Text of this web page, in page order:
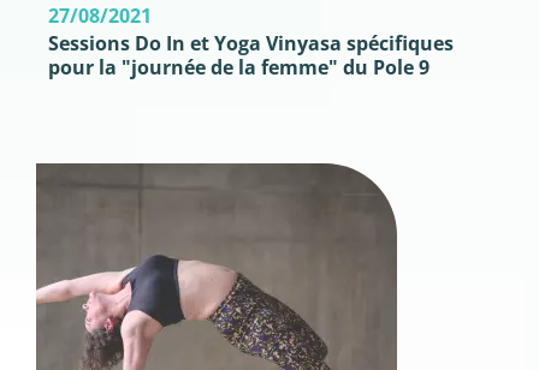
27/08/2021
Sessions Do In et Yoga Vinyasa spécifiques
pour la "journée de la femme" du Pole 9